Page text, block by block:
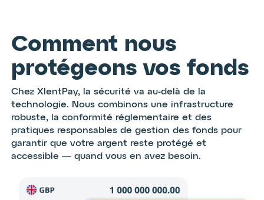
Comment nous
protégeons vos fonds
Chez XlentPay, la sécurité va au-delà de la
technologie. Nous combinons une infrastructure
robuste, la conformité réglementaire et des
pratiques responsables de gestion des fonds pour
garantir que votre argent reste protégé et
accessible — quand vous en avez besoin.